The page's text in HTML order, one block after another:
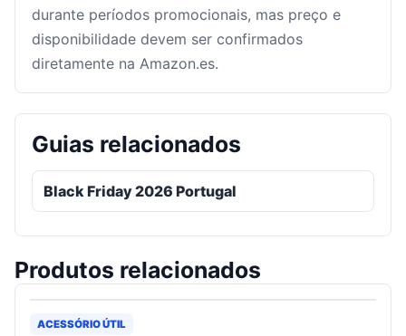
durante períodos promocionais, mas preço e
disponibilidade devem ser confirmados
diretamente na Amazon.es.
Guias relacionados
Black Friday 2026 Portugal
Produtos relacionados
ACESSÓRIO ÚTIL